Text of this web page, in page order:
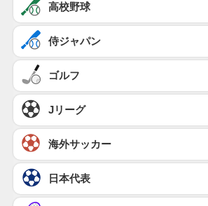
高校野球
侍ジャパン
ゴルフ
Jリーグ
海外サッカー
日本代表